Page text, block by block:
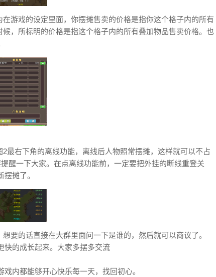
游戏的设定里面，你摆摊售卖的价格是指你这个格子内的所有
，所标明的价格是指这个格子内的所有叠加物品售卖价格。也
最右下角的离线功能，离线后人物照常摆摊，这样就可以不占
醒一下大家。在点离线功能前，一定要把外挂的断线重登关
摊了。
要的话直接在大群里面问一下是谁的，然后就可以商议了。
快的成长起来。大家多摆多交流
内都能够开心快乐每一天，找回初心。